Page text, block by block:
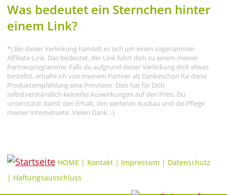
Was bedeutet ein Sternchen hinter
einem Link?
*) Bei dieser Verlinkung handelt es sich um einen sogenannten
Affiliate-Link. Das bedeutet, der Link führt dich zu einem meiner
Partnerprogramme. Falls du aufgrund dieser Verlinkung dort etwas
bestellst, erhalte ich von meinem Partner als Dankeschön für diese
Produktempfehlung eine Provision. Dies hat für Dich
selbstverständlich keinerlei Auswirkungen auf den Preis. Du
unterstützt damit den Erhalt, den weiteren Ausbau und die Pflege
meiner Internetseite. Vielen Dank :-)
HOME | Kontakt | Impressum | Datenschutz
| Haftungsausschluss